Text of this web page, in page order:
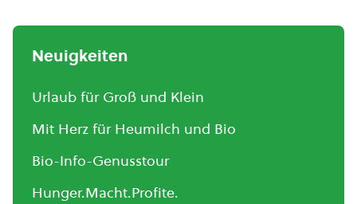
Neuigkeiten
Urlaub für Groß und Klein
Mit Herz für Heumilch und Bio
Bio-Info-Genusstour
Hunger.Macht.Profite.